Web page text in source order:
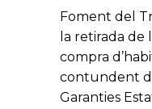
Foment del
la retirada de
compra
contundent
Garanties